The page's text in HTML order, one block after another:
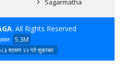
Sagarmatha
. All Rights Reserved
5.3M
श्रावण २२ गते शुक्रबार